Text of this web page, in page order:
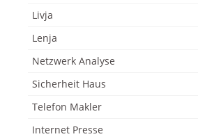
Livja
Lenja
Netzwerk Analyse
Sicherheit Haus
Telefon Makler
Internet Presse